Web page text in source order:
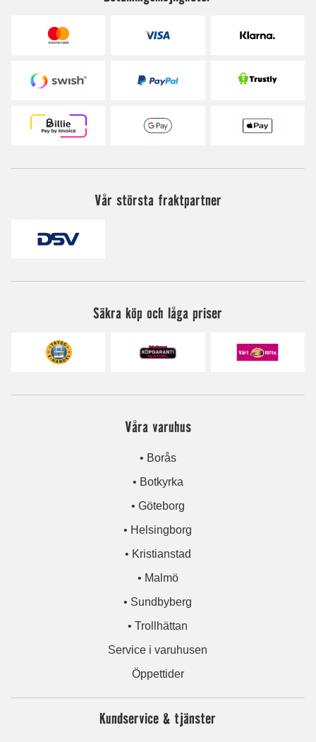
Vår största fraktpartner
Säkra köp och låga priser
Våra varuhus
• Borås
• Botkyrka
• Göteborg
• Helsingborg
• Kristianstad
• Malmö
• Sundbyberg
• Trollhättan
Service i varuhusen
Öppettider
Kundservice & tjänster